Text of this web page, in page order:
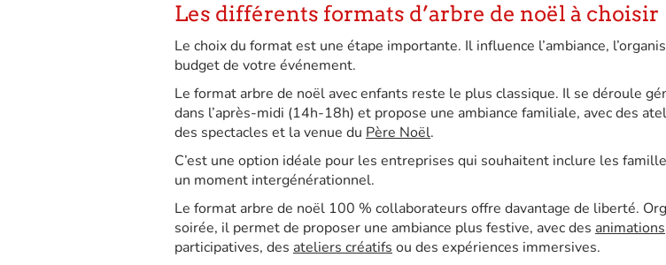
Les différents formats d’arbre de noël à choisir
Le choix du format est une étape importante. Il influence l’ambiance,
budget de votre événement.
Le format arbre de noël avec enfants reste le plus classique. Il se déroule
dans l’après-midi (14h-18h) et propose une ambiance familiale, avec des
des spectacles et la venue du Père Noël.
C’est une option idéale pour les entreprises qui souhaitent inclure les
un moment intergénérationnel.
Le format arbre de noël 100 % collaborateurs offre davantage de liberté.
soirée, il permet de proposer une ambiance plus festive, avec des animations
participatives, des ateliers créatifs ou des expériences immersives.